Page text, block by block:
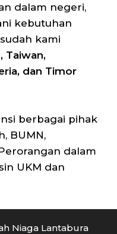
dalam negeri,
kebutuhan
kami
Taiwan,
dan Timor
berbagai pihak
BUMN,
dalam
UKM dan
Niaga Lantabura